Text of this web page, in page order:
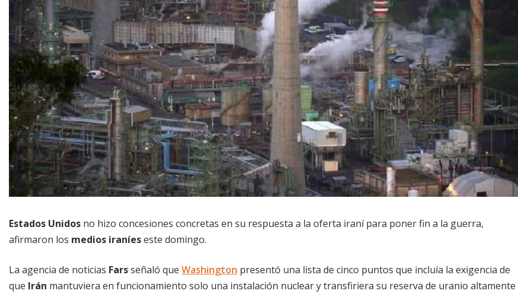
Estados Unidos no hizo concesiones concretas en su respuesta a la oferta iraní para poner fin a la guerra,
afirmaron los medios iraníeseste domingo.
La agencia de noticias Farsseñaló que Washington presentó una lista de cinco puntos que incluía la exigencia de
que Irán mantuviera en funcionamiento solo una instalación nuclear y transfiriera su reserva de uranio altamente